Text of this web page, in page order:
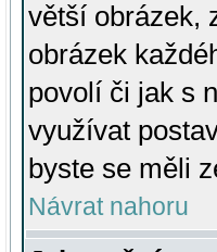
větší obrázek,
obrázek
povolí či jak s
využívat
byste se měli
Návrat nahoru